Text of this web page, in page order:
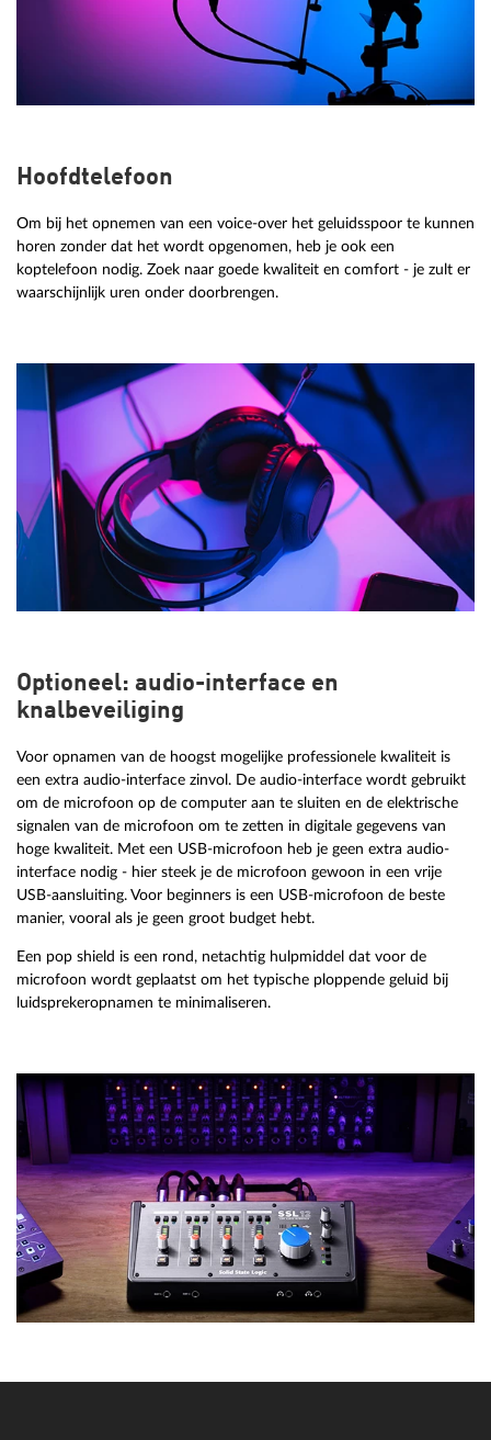
Hoofdtelefoon
Om bij het opnemen van een voice-over het geluidsspoor te kunnen
horen zonder dat het wordt opgenomen, heb je ook een
koptelefoon nodig. Zoek naar goede kwaliteit en comfort - je zult er
waarschijnlijk uren onder doorbrengen.
Optioneel: audio-interface en
knalbeveiliging
Voor opnamen van de hoogst mogelijke professionele kwaliteit is
een extra audio-interface zinvol. De audio-interface wordt gebruikt
om de microfoon op de computer aan te sluiten en de elektrische
signalen van de microfoon om te zetten in digitale gegevens van
hoge kwaliteit. Met een USB-microfoon heb je geen extra audio-
interface nodig - hier steek je de microfoon gewoon in een vrije
USB-aansluiting. Voor beginners is een USB-microfoon de beste
manier, vooral als je geen groot budget hebt.
Een pop shield is een rond, netachtig hulpmiddel dat voor de
microfoon wordt geplaatst om het typische ploppende geluid bij
luidsprekeropnamen te minimaliseren.